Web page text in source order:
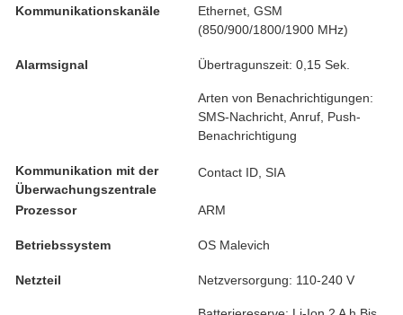
Kommunikationskanäle
Ethernet, GSM
(850/900/1800/1900 MHz)
Alarmsignal Übertragunszeit: 0,15 Sek.
Arten von Benachrichtigungen:
SMS-Nachricht, Anruf, Push-
Benachrichtigung
Kommunikation mit der
Überwachungszentrale
Contact ID, SIA
Prozessor ARM
Betriebssystem OS Malevich
Netzteil Netzversorgung: 110-240 V